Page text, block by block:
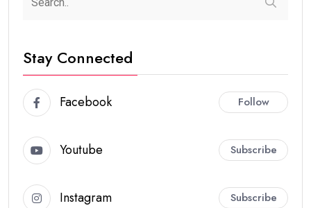
Stay Connected
Facebook Follow
Youtube Subscribe
Instagram Subscribe